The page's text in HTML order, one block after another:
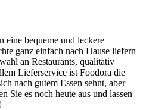
eine bequeme und leckere
ganz einfach nach Hause liefern
an Restaurants, qualitativ
Lieferservice ist Foodora die
nach gutem Essen sehnt, aber
Sie es noch heute aus und lassen